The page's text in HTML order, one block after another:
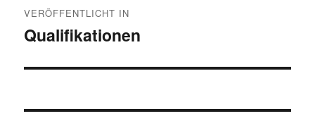
VERÖFFENTLICHT IN
Qualifikationen